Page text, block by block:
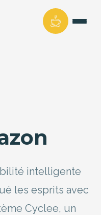
intelligente
les esprits avec
Cyclee, un